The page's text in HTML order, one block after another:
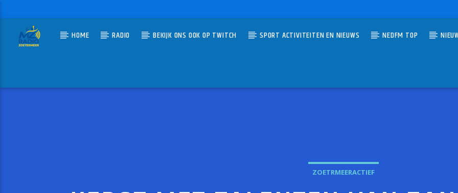
HOME RADIO BEKIJK ONS OOK OP TWITCH SPORT ACTIVITEITEN EN NIEUWS NEDFM TOP
ZOETRMEERACTIEF